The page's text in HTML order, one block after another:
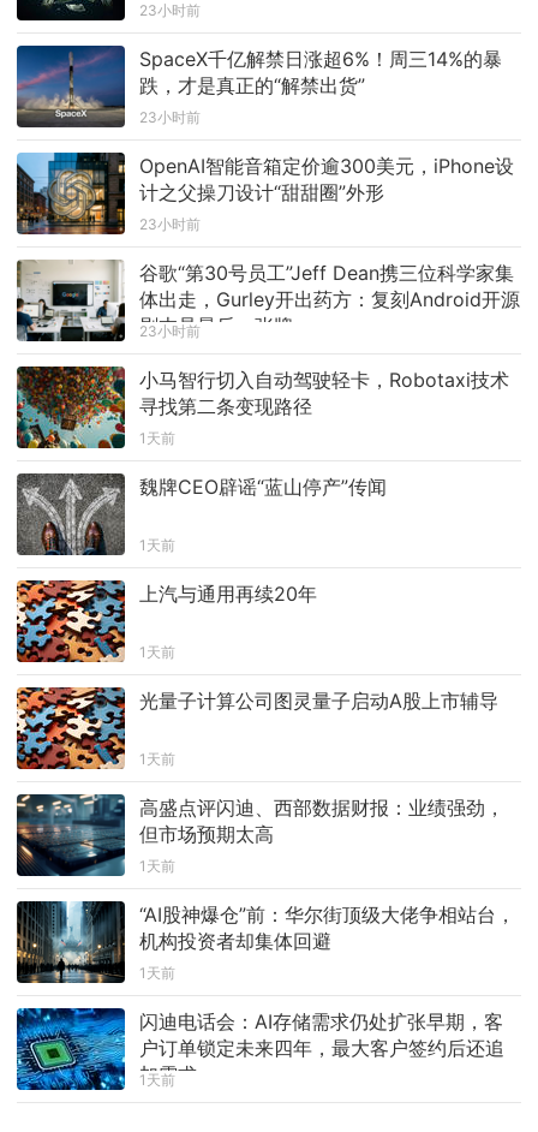
23小时前
SpaceX千亿解禁日涨超6%！周三14%的暴
跌，才是真正的“解禁出货”
23小时前
OpenAI智能音箱定价逾300美元，iPhone设
计之父操刀设计“甜甜圈”外形
23小时前
谷歌“第30号员工”Jeff Dean携三位科学家集
体出走，Gurley开出药方：复刻Android开源
剧本是最后一张牌
23小时前
小马智行切入自动驾驶轻卡，Robotaxi技术
寻找第二条变现路径
1天前
魏牌CEO辟谣“蓝山停产”传闻
1天前
上汽与通用再续20年
1天前
光量子计算公司图灵量子启动A股上市辅导
1天前
高盛点评闪迪、西部数据财报：业绩强劲，
但市场预期太高
1天前
“AI股神爆仓”前：华尔街顶级大佬争相站台，
机构投资者却集体回避
1天前
闪迪电话会：AI存储需求仍处扩张早期，客
户订单锁定未来四年，最大客户签约后还追
加需求
1天前